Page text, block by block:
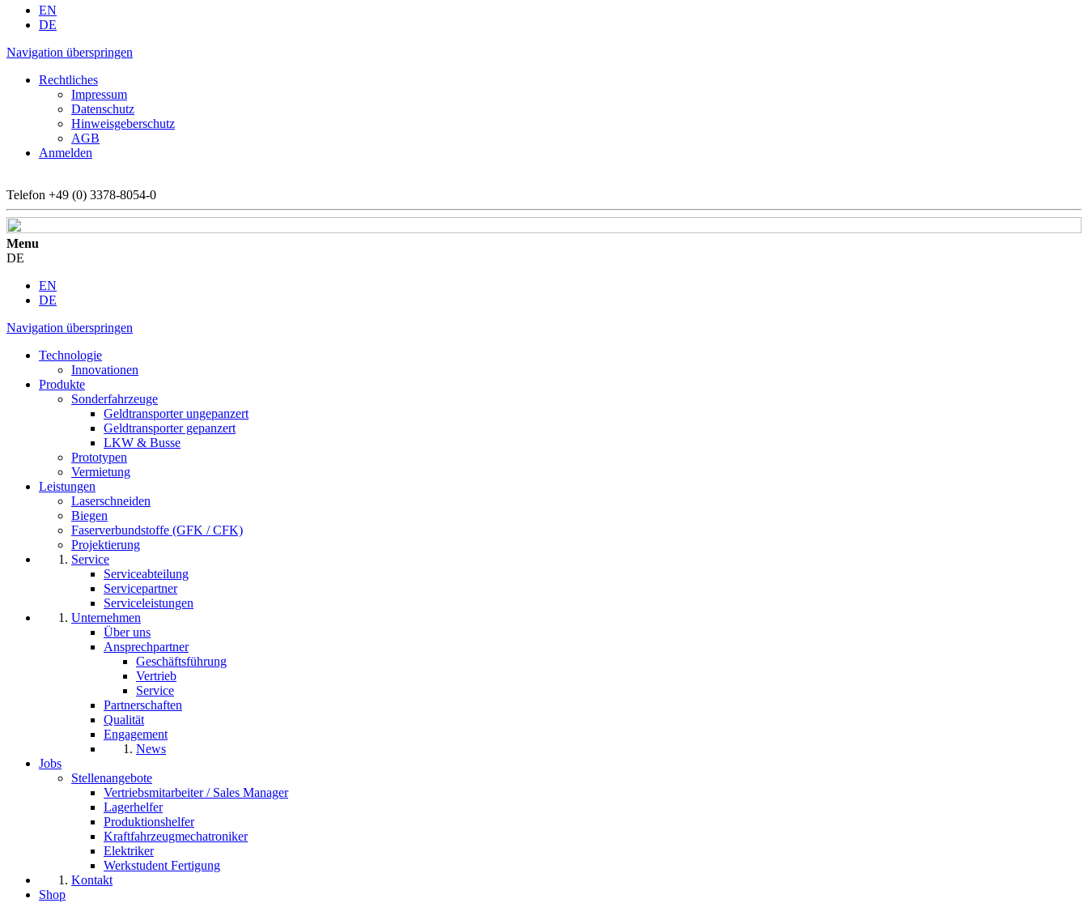
EN
DE
Navigation überspringen
Rechtliches
Impressum
Datenschutz
Hinweisgeberschutz
AGB
Anmelden
Telefon +49 (0) 3378-8054-0
Menu
DE
EN
DE
Navigation überspringen
Technologie
Innovationen
Produkte
Sonderfahrzeuge
Geldtransporter ungepanzert
Geldtransporter gepanzert
LKW & Busse
Prototypen
Vermietung
Leistungen
Laserschneiden
Biegen
Faserverbundstoffe (GFK / CFK)
Projektierung
Service
Serviceabteilung
Servicepartner
Serviceleistungen
Unternehmen
Über uns
Ansprechpartner
Geschäftsführung
Vertrieb
Service
Partnerschaften
Qualität
Engagement
News
Jobs
Stellenangebote
Vertriebsmitarbeiter / Sales Manager
Lagerhelfer
Produktionshelfer
Kraftfahrzeugmechatroniker
Elektriker
Werkstudent Fertigung
Kontakt
Shop